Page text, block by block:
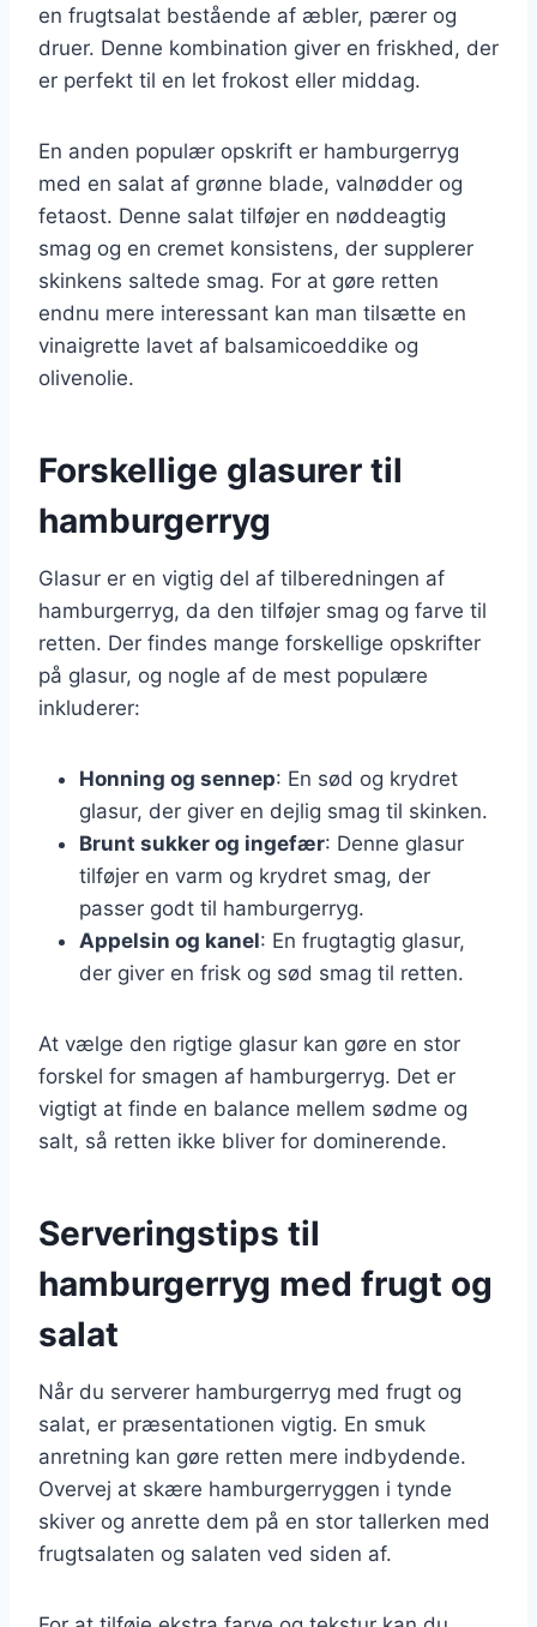
en frugtsalat bestående af æbler, pærer og
druer. Denne kombination giver en friskhed, der
er perfekt til en let frokost eller middag.
En anden populær opskrift er hamburgerryg
med en salat af grønne blade, valnødder og
fetaost. Denne salat tilføjer en nøddeagtig
smag og en cremet konsistens, der supplerer
skinkens saltede smag. For at gøre retten
endnu mere interessant kan man tilsætte en
vinaigrette lavet af balsamicoeddike og
olivenolie.
Forskellige glasurer til
hamburgerryg
Glasur er en vigtig del af tilberedningen af
hamburgerryg, da den tilføjer smag og farve til
retten. Der findes mange forskellige opskrifter
på glasur, og nogle af de mest populære
inkluderer:
Honning og sennep: En sød og krydret
glasur, der giver en dejlig smag til skinken.
Brunt sukker og ingefær: Denne glasur
tilføjer en varm og krydret smag, der
passer godt til hamburgerryg.
Appelsin og kanel: En frugtagtig glasur,
der giver en frisk og sød smag til retten.
At vælge den rigtige glasur kan gøre en stor
forskel for smagen af hamburgerryg. Det er
vigtigt at finde en balance mellem sødme og
salt, så retten ikke bliver for dominerende.
Serveringstips til
hamburgerryg med frugt og
salat
Når du serverer hamburgerryg med frugt og
salat, er præsentationen vigtig. En smuk
anretning kan gøre retten mere indbydende.
Overvej at skære hamburgerryggen i tynde
skiver og anrette dem på en stor tallerken med
frugtsalaten og salaten ved siden af.